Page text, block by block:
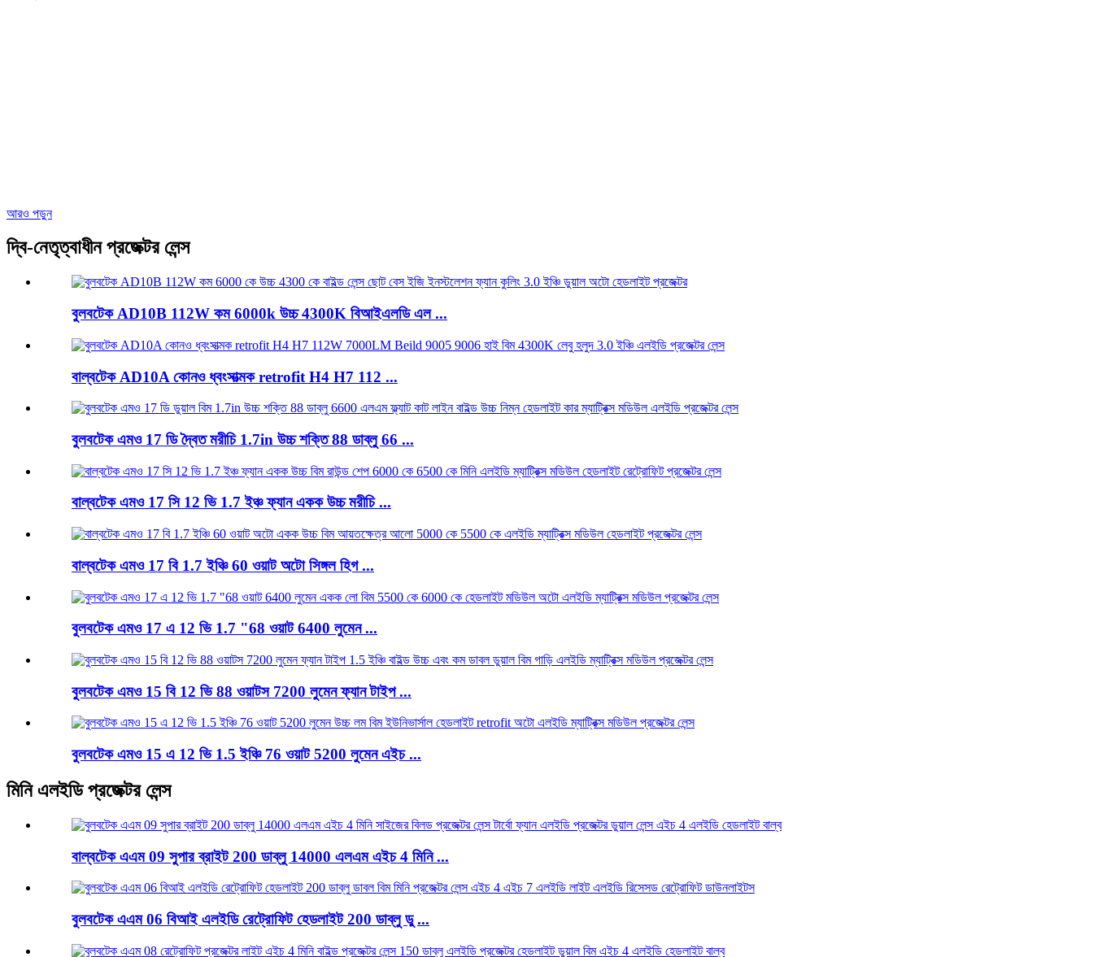
আরও পড়ুন
দ্বি-নেতৃত্বাধীন প্রজেক্টর লেন্স
বুলবটেক AD10B 112W কম 6000k উচ্চ 4300K ​​বিআইএলডি এল ...
বাল্বটেক AD10A কোনও ধ্বংসাত্মক retrofit H4 H7 112 ...
বুলবটেক এমও 17 ডি দ্বৈত মরীচি 1.7in উচ্চ শক্তি 88 ডাব্লু 66 ...
বাল্বটেক এমও 17 সি 12 ভি 1.7 ইঞ্চ ফ্যান একক উচ্চ মরীচি ...
বাল্বটেক এমও 17 বি 1.7 ইঞ্চি 60 ওয়াট অটো সিঙ্গল হিগ ...
বুলবটেক এমও 17 এ 12 ভি 1.7 "68 ওয়াট 6400 লুমেন ...
বুলবটেক এমও 15 বি 12 ভি 88 ওয়াটস 7200 লুমেন ফ্যান টাইপ ...
বুলবটেক এমও 15 এ 12 ভি 1.5 ইঞ্চি 76 ওয়াট 5200 লুমেন এইচ ...
মিনি এলইডি প্রজেক্টর লেন্স
বাল্বটেক এএম 09 সুপার ব্রাইট 200 ডাব্লু 14000 এলএম এইচ 4 মিনি ...
বুলবটেক এএম 06 বিআই এলইডি রেট্রোফিট হেডলাইট 200 ডাব্লু ডু ...